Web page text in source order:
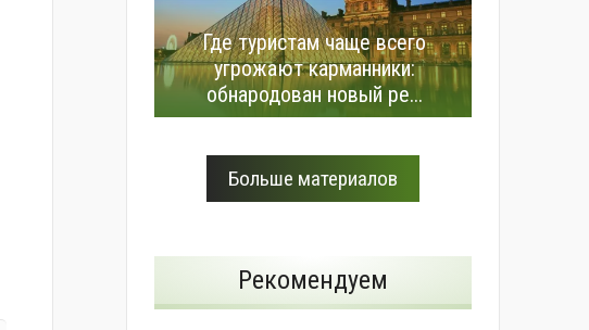
Где туристам чаще всего
угрожают карманники:
обнародован новый ре...
Больше материалов
Рекомендуем